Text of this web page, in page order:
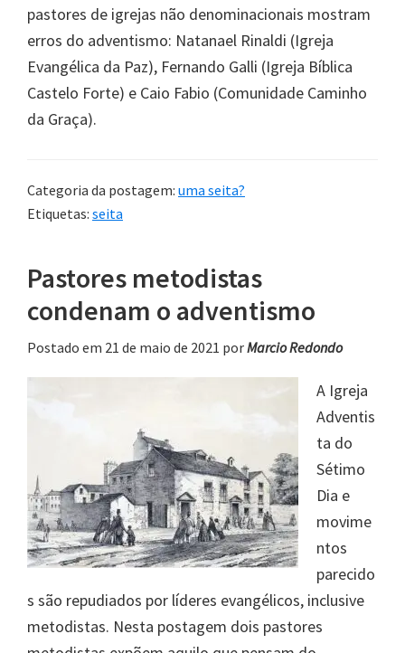
pastores de igrejas não denominacionais mostram
erros do adventismo: Natanael Rinaldi (Igreja
Evangélica da Paz), Fernando Galli (Igreja Bíblica
Castelo Forte) e Caio Fabio (Comunidade Caminho
da Graça).
Categoria da postagem: uma seita?
Etiquetas: seita
Pastores metodistas
condenam o adventismo
Postado em 21 de maio de 2021 porMarcio Redondo
A Igreja
Adventis
ta do
Sétimo
Dia e
movime
ntos
parecido
s são repudiados por líderes evangélicos, inclusive
metodistas. Nesta postagem dois pastores